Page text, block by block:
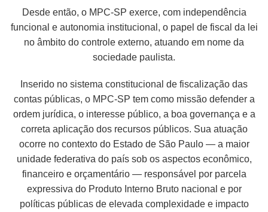
Desde então, o MPC-SP exerce, com independência
funcional e autonomia institucional, o papel de fiscal da lei
no âmbito do controle externo, atuando em nome da
sociedade paulista.
Inserido no sistema constitucional de fiscalização das
contas públicas, o MPC-SP tem como missão defender a
ordem jurídica, o interesse público, a boa governança e a
correta aplicação dos recursos públicos. Sua atuação
ocorre no contexto do Estado de São Paulo — a maior
unidade federativa do país sob os aspectos econômico,
financeiro e orçamentário — responsável por parcela
expressiva do Produto Interno Bruto nacional e por
políticas públicas de elevada complexidade e impacto